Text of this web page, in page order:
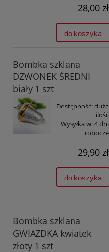
28,00 zł
do koszyka
Bombka szklana
DZWONEK ŚREDNI
biały 1 szt
Dostępność:duża
ilość
Wysyłka w:4 dni
robocze
29,90 zł
do koszyka
Bombka szklana
GWIAZDKA kwiatek
złoty 1 szt